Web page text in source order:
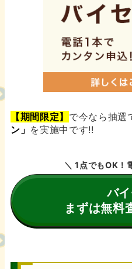
【期間限定】 で今なら抽選
ン」 を実施中です!!
＼ 1点でもOK！
バ
まずは無料